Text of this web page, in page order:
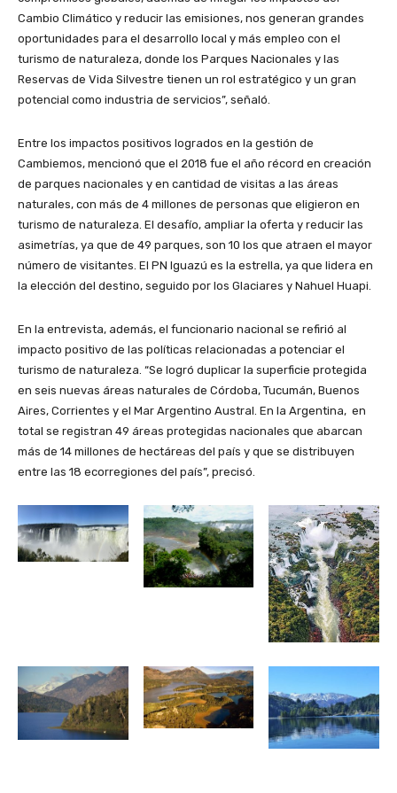
Cambio Climático y reducir las emisiones, nos generan grandes
oportunidades para el desarrollo local y más empleo con el
turismo de naturaleza, donde los Parques Nacionales y las
Reservas de Vida Silvestre tienen un rol estratégico y un gran
potencial como industria de servicios”, señaló.
Entre los impactos positivos logrados en la gestión de
Cambiemos, mencionó que el 2018 fue el año récord en creación
de parques nacionales y en cantidad de visitas a las áreas
naturales, con más de 4 millones de personas que eligieron en
turismo de naturaleza. El desafío, ampliar la oferta y reducir las
asimetrías, ya que de 49 parques, son 10 los que atraen el mayor
número de visitantes. El PN Iguazú es la estrella, ya que lidera en
la elección del destino, seguido por los Glaciares y Nahuel Huapi.
En la entrevista, además, el funcionario nacional se refirió al
impacto positivo de las políticas relacionadas a potenciar el
turismo de naturaleza. “Se logró duplicar la superficie protegida
en seis nuevas áreas naturales de Córdoba, Tucumán, Buenos
Aires, Corrientes y el Mar Argentino Austral. En la Argentina, en
total se registran 49 áreas protegidas nacionales que abarcan
más de 14 millones de hectáreas del país y que se distribuyen
entre las 18 ecorregiones del país”, precisó.